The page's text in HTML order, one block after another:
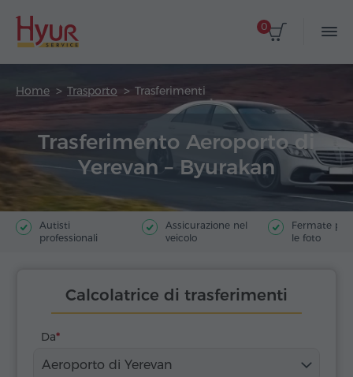
0
Home Trasporto Trasferimenti
Trasferimento Aeroporto di
Yerevan – Byurakan
Autisti
professionali
Assicurazione nel
veicolo
Fermate
le foto
Calcolatrice di trasferimenti
Da
Aeroporto di Yerevan